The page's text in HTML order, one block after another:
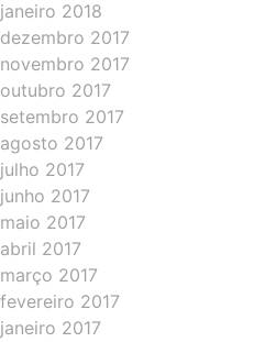
janeiro 2018
dezembro 2017
novembro 2017
outubro 2017
setembro 2017
agosto 2017
julho 2017
junho 2017
maio 2017
abril 2017
março 2017
fevereiro 2017
janeiro 2017